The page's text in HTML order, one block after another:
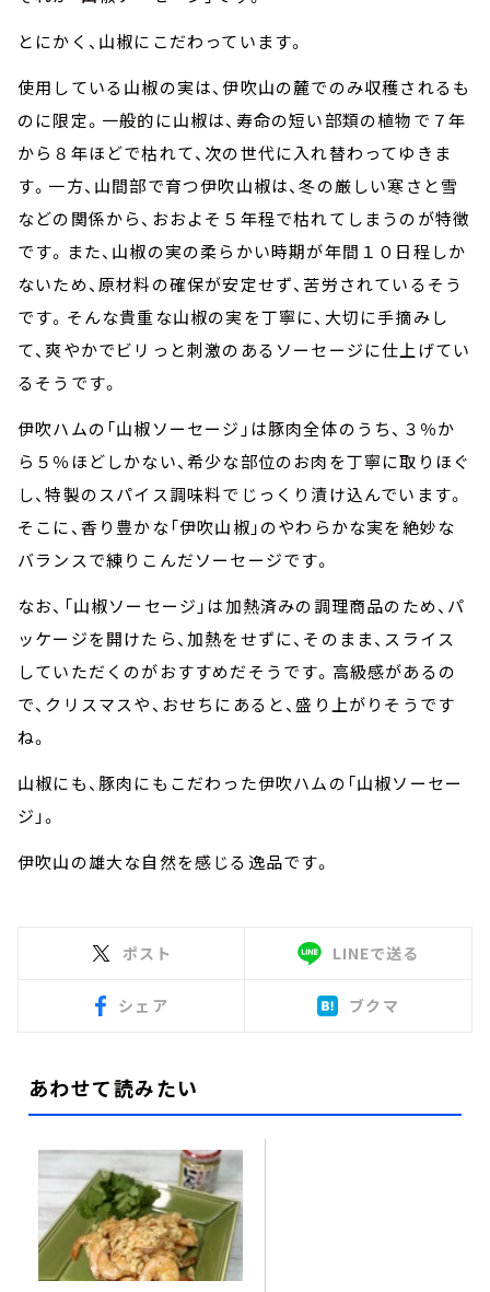
とにかく、山椒にこだわっています。
使用している山椒の実は、伊吹山の麓でのみ収穫されるも
のに限定。一般的に山椒は、寿命の短い部類の植物で７年
から８年ほどで枯れて、次の世代に入れ替わってゆきま
す。一方、山間部で育つ伊吹山椒は、冬の厳しい寒さと雪
などの関係から、おおよそ５年程で枯れてしまうのが特徴
です。また、山椒の実の柔らかい時期が年間１０日程しか
ないため、原材料の確保が安定せず、苦労されているそう
です。そんな貴重な山椒の実を丁寧に、大切に手摘みし
て、爽やかでビリっと刺激のあるソーセージに仕上げてい
るそうです。
伊吹ハムの「山椒ソーセージ」は豚肉全体のうち、３％か
ら５％ほどしかない、希少な部位のお肉を丁寧に取りほぐ
し、特製のスパイス調味料でじっくり漬け込んでいます。
そこに、香り豊かな「伊吹山椒」のやわらかな実を絶妙な
バランスで練りこんだソーセージです。
なお、「山椒ソーセージ」は加熱済みの調理商品のため、パ
ッケージを開けたら、加熱をせずに、そのまま、スライス
していただくのがおすすめだそうです。高級感があるの
で、クリスマスや、おせちにあると、盛り上がりそうです
ね。
山椒にも、豚肉にもこだわった伊吹ハムの「山椒ソーセー
ジ」。
伊吹山の雄大な自然を感じる逸品です。
ポスト LINEで送る
シェア ブクマ
あわせて読みたい